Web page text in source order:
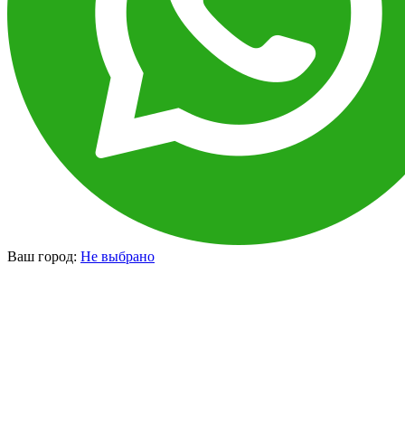
Ваш город: Не выбрано